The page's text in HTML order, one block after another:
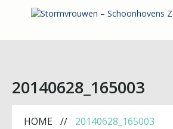
20140628_165003
HOME 20140628_165003